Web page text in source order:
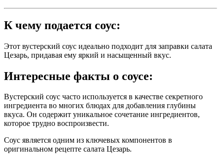
К чему подается соус:
Этот вустерский соус идеально подходит для заправки салата
Цезарь, придавая ему яркий и насыщенный вкус.
Интересные факты о соусе:
Вустерский соус часто используется в качестве секретного
ингредиента во многих блюдах для добавления глубины
вкуса. Он содержит уникальное сочетание ингредиентов,
которое трудно воспроизвести.
Соус является одним из ключевых компонентов в
оригинальном рецепте салата Цезарь.